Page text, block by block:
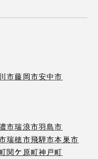
市藤岡市安中市
市瑞浪市羽島市
瑞穂市飛騨市本巣市
関ケ原町神戸町